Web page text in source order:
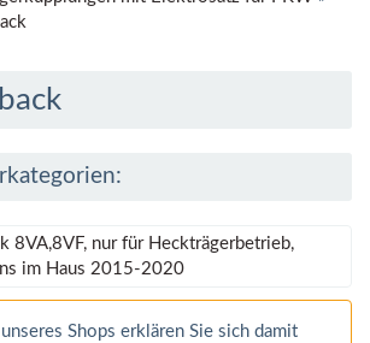
8VA,8VF, nur für Heckträgerbetrieb,
im Haus 2015-2020
Shops erklären Sie sich damit